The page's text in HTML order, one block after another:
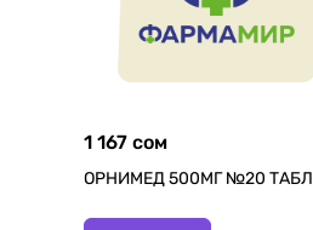
1 167 сом
ОРНИМЕД 500МГ №20 ТАБЛ